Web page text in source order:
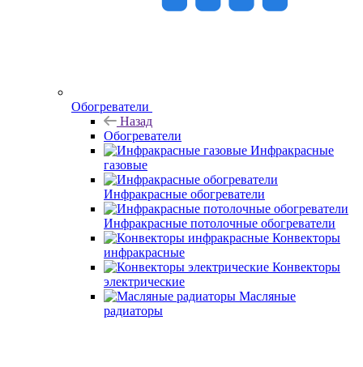
Обогреватели
Назад
Обогреватели
Инфракрасные
газовые
Инфракрасные обогреватели
Инфракрасные потолочные обогреватели
Конвекторы
инфракрасные
Конвекторы
электрические
Масляные
радиаторы